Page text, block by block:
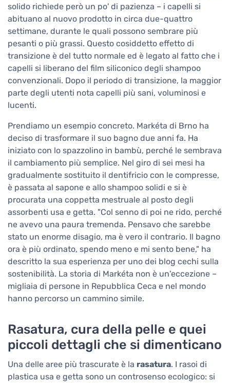
solido richiede però un po' di pazienza – i capelli si
abituano al nuovo prodotto in circa due-quattro
settimane, durante le quali possono sembrare più
pesanti o più grassi. Questo cosiddetto effetto di
transizione è del tutto normale ed è legato al fatto che i
capelli si liberano del film siliconico degli shampoo
convenzionali. Dopo il periodo di transizione, la maggior
parte degli utenti nota capelli più sani, voluminosi e
lucenti.
Prendiamo un esempio concreto. Markéta di Brno ha
deciso di trasformare il suo bagno due anni fa. Ha
iniziato con lo spazzolino in bambù, perché le sembrava
il cambiamento più semplice. Nel giro di sei mesi ha
gradualmente sostituito il dentifricio con le compresse,
è passata al sapone e allo shampoo solidi e si è
procurata una coppetta mestruale al posto degli
assorbenti usa e getta. "Col senno di poi ne rido, perché
ne avevo una paura tremenda. Pensavo che sarebbe
stato un enorme disagio, ma è vero il contrario. Il bagno
ora è più ordinato, spendo meno e mi sento bene," ha
descritto la sua esperienza per uno dei blog cechi sulla
sostenibilità. La storia di Markéta non è un'eccezione –
migliaia di persone in Repubblica Ceca e nel mondo
hanno percorso un cammino simile.
Rasatura, cura della pelle e quei
piccoli dettagli che si dimenticano
Una delle aree più trascurate è la rasatura. I rasoi di
plastica usa e getta sono un controsenso ecologico: si